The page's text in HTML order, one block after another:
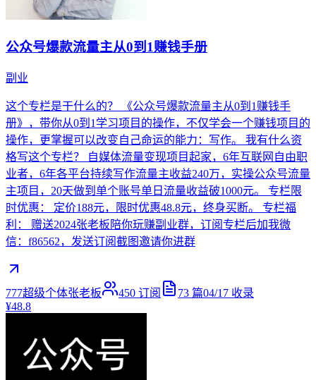
公众号爆款流量主从0到1赚钱手册
副业
这个专栏是干什么的？ 《公众号爆款流量主从0到1赚钱手
册》，带你从0到1学习项目的操作，不仅学会一个赚钱项目的
操作，更掌握可以改变自己命运的能力：写作。 我有什么资
格写这个专栏？ 自媒体流量变现项目起家，6年互联网自由职
业者，6年各平台持续写作流量主收益240万，实操公众号流量
主项目，20天做到单个账号单日流量收益破1000元。 专栏限
时优惠： 定价188元，限时优惠48.8元，终身买断。 专栏福
利： 赠送2024张老板陪你玩赚副业群，订阅专栏后加我微
信：f86562，发送订阅截图邀请你进群
777超级个体张老板 450 订阅 73 篇04/17 收录
¥48.8